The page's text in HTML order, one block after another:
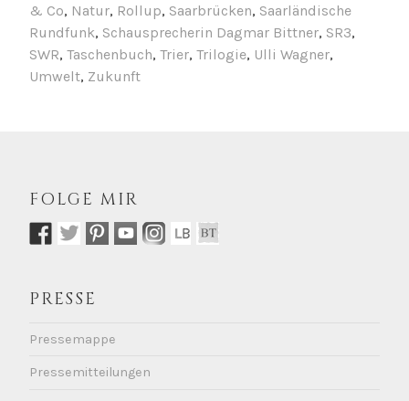
& Co, Natur, Rollup, Saarbrücken, Saarländische
Rundfunk, Schausprecherin Dagmar Bittner, SR3,
SWR, Taschenbuch, Trier, Trilogie, Ulli Wagner,
Umwelt, Zukunft
FOLGE MIR
PRESSE
Pressemappe
Pressemitteilungen